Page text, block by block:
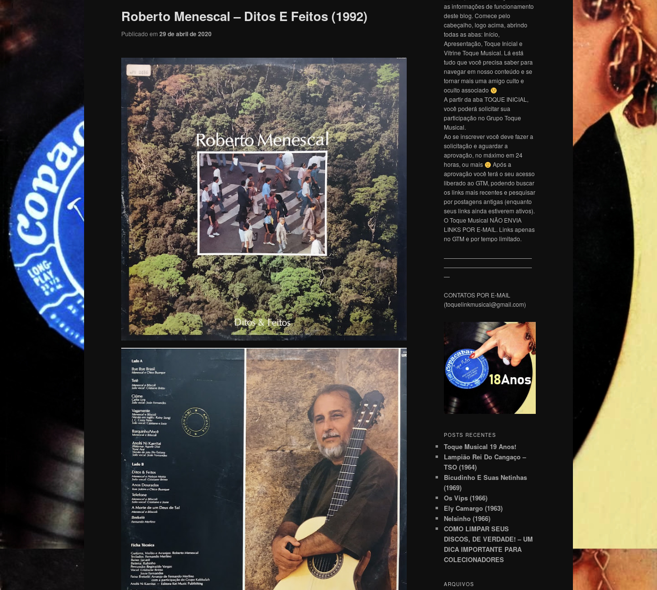
Roberto Menescal – Ditos E Feitos (1992)
Publicado em 29 de abril de 2020
as informações de funcionamento
deste blog. Comece pelo
cabeçalho, logo acima, abrindo
todas as abas: Início,
Apresentação, Toque Inicial e
Vitrine Toque Musical. Lá está
tudo que você precisa saber para
navegar em nosso conteúdo e se
tornar mais uma amigo culto e
oculto associado
A partir da aba TOQUE INICIAL,
você poderá solicitar sua
participação no Grupo Toque
Musical.
Ao se inscrever você deve fazer a
solicitação e aguardar a
aprovação, no máximo em 24
horas, ou mais
Após a
aprovação você terá o seu acesso
liberado ao GTM, podendo buscar
os links mais recentes e pesquisar
por postagens antigas (enquanto
seus links ainda estiverem ativos).
O Toque Musical NÃO ENVIA
LINKS POR E-MAIL. Links apenas
no GTM e por tempo limitado.
———————————————
———————————————
—
CONTATOS POR E-MAIL
(toquelinkmusical@gmail.com)
POSTS RECENTES
Toque Musical 19 Anos!
Lampião Rei Do Cangaço –
TSO (1964)
Bicudinho E Suas Netinhas
(1969)
Os Vips (1966)
Ely Camargo (1963)
Nelsinho (1966)
COMO LIMPAR SEUS
DISCOS, DE VERDADE! – UM
DICA IMPORTANTE PARA
COLECIONADORES
ARQUIVOS